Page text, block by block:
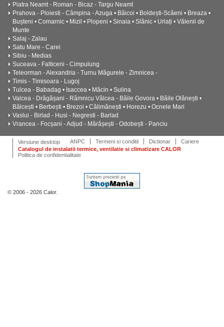
Piatra Neamt - Roman - Bicaz - Targu Neamt
Prahova - Ploiesti - Câmpina - Azuga • Băicoi • Boldești-Scăeni • Breaza •
Bușteni • Comarnic • Mizil • Plopeni • Sinaia • Slănic • Urlați • Vălenii de
Munte
Salaj - Zalau
Satu Mare - Carei
Sibiu - Medias
Suceava - Falticeni - Cimpulung
Teleorman - Alexandria - Turnu Măgurele - Zimnicea -
Timis - Timisoara - Lugoj
Tulcea - Babadag • Isaccea • Măcin • Sulina
Valcea - Drăgășani - Râmnicu Vâlcea - Băile Govora • Băile Olănești •
Bălcești • Berbești • Brezoi • Călimănești • Horezu • Ocnele Mari
Vaslui - Birlad - Husi - Negresti - Barlad
Vrancea - Focșani - Adjud - Mărășești - Odobești - Panciu
Versiune desktop ANPC Termeni si conditii Dictionar
Cariere
Catalogul de instalatii termice, ventilatie si climatizare CALOR
Politica de confidentialitate
© 2006 - 2026 Calor.